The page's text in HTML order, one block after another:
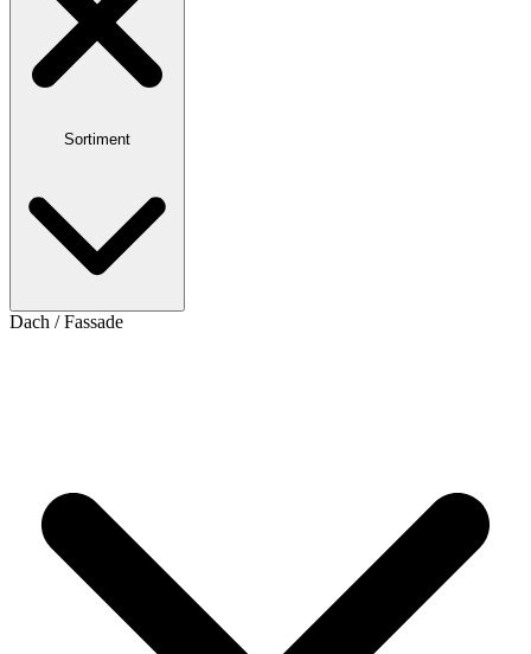
Sortiment
Dach / Fassade